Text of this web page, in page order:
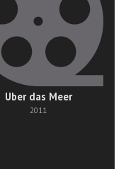
Über das Meer
2011